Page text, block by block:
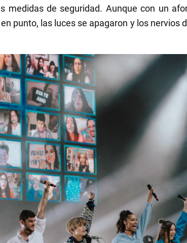
medidas de seguridad. Aunque con un
punto, las luces se apagaron y los nervios